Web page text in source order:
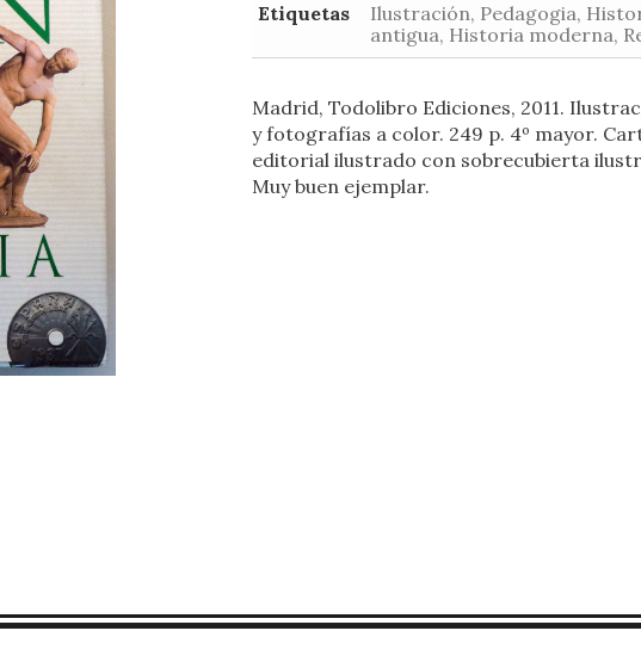
Etiquetas
Ilustración, Pedagogia,
antigua, Historia moderna,
Madrid, Todolibro Ediciones, 2011.
y fotografías a color. 249 p. 4º mayor.
editorial ilustrado con sobrecubierta
Muy buen ejemplar.